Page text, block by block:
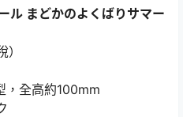
ル まどかのよくばりサマー
，全高約100mm